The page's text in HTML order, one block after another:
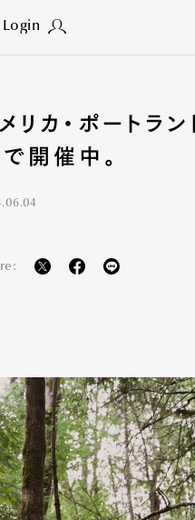
Login
リカ・ポート
開催中。